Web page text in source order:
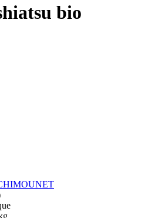
bio